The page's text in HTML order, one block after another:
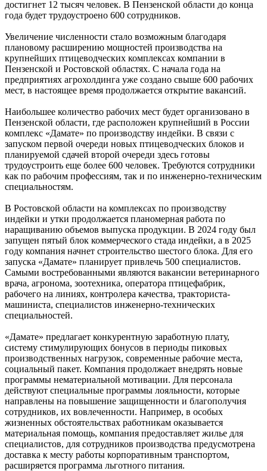
достигнет 12 тысяч человек. В Пензенской области до конца
года будет трудоустроено 600 сотрудников.
Увеличение численности стало возможным благодаря
плановому расширению мощностей производства на
крупнейших птицеводческих комплексах компании в
Пензенской и Ростовской областях. С начала года на
предприятиях агрохолдинга уже создано свыше 600 рабочих
мест, в настоящее время продолжается открытие вакансий.
Наибольшее количество рабочих мест будет организовано в
Пензенской области, где расположен крупнейший в России
комплекс «Дамате» по производству индейки. В связи с
запуском первой очереди новых птицеводческих блоков и
планируемой сдачей второй очереди здесь готовы
трудоустроить еще более 600 человек. Требуются сотрудники
как по рабочим профессиям, так и по инженерно-техническим
специальностям.
В Ростовской области на комплексах по производству
индейки и утки продолжается планомерная работа по
наращиванию объемов выпуска продукции. В 2024 году был
запущен пятый блок коммерческого стада индейки, а в 2025
году компания начнет строительство шестого блока. Для его
запуска «Дамате» планирует привлечь 500 специалистов.
Самыми востребованными являются вакансии ветеринарного
врача, агронома, зоотехника, оператора птицефабрик,
рабочего на линиях, контролера качества, тракториста-
машиниста, специалистов инженерно-технических
специальностей.
«Дамате» предлагает конкурентную заработную плату,
систему стимулирующих бонусов в периоды пиковых
производственных нагрузок, современные рабочие места,
социальный пакет. Компания продолжает внедрять новые
программы нематериальной мотивации. Для персонала
действуют специальные программы лояльности, которые
направлены на повышение защищенности и благополучия
сотрудников, их вовлеченности. Например, в особых
жизненных обстоятельствах работникам оказывается
материальная помощь, компания предоставляет жилье для
специалистов, для сотрудников производства предусмотрена
доставка к месту работы корпоративным транспортом,
расширяется программа льготного питания.